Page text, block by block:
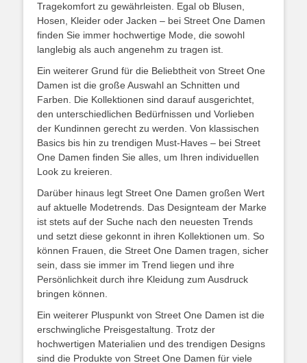
Tragekomfort zu gewährleisten. Egal ob Blusen,
Hosen, Kleider oder Jacken – bei Street One Damen
finden Sie immer hochwertige Mode, die sowohl
langlebig als auch angenehm zu tragen ist.
Ein weiterer Grund für die Beliebtheit von Street One
Damen ist die große Auswahl an Schnitten und
Farben. Die Kollektionen sind darauf ausgerichtet,
den unterschiedlichen Bedürfnissen und Vorlieben
der Kundinnen gerecht zu werden. Von klassischen
Basics bis hin zu trendigen Must-Haves – bei Street
One Damen finden Sie alles, um Ihren individuellen
Look zu kreieren.
Darüber hinaus legt Street One Damen großen Wert
auf aktuelle Modetrends. Das Designteam der Marke
ist stets auf der Suche nach den neuesten Trends
und setzt diese gekonnt in ihren Kollektionen um. So
können Frauen, die Street One Damen tragen, sicher
sein, dass sie immer im Trend liegen und ihre
Persönlichkeit durch ihre Kleidung zum Ausdruck
bringen können.
Ein weiterer Pluspunkt von Street One Damen ist die
erschwingliche Preisgestaltung. Trotz der
hochwertigen Materialien und des trendigen Designs
sind die Produkte von Street One Damen für viele